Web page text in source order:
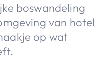
boswandeling
van hotel
op wat